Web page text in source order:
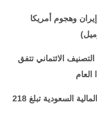
وهجوم أمريكا
التصنيف الائتماني تتفق
أصول الصناديق الاستثمارية العامة في السوق المالية السعودية تبلغ 218